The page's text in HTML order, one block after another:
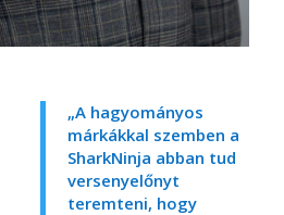
„A hagyományos
márkákkal szemben a
SharkNinja abban tud
versenyelőnyt
teremteni, hogy